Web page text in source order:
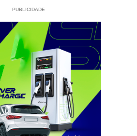
PUBLICIDADE